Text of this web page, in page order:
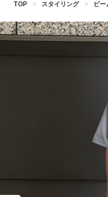
TOP > スタイリング > ビー